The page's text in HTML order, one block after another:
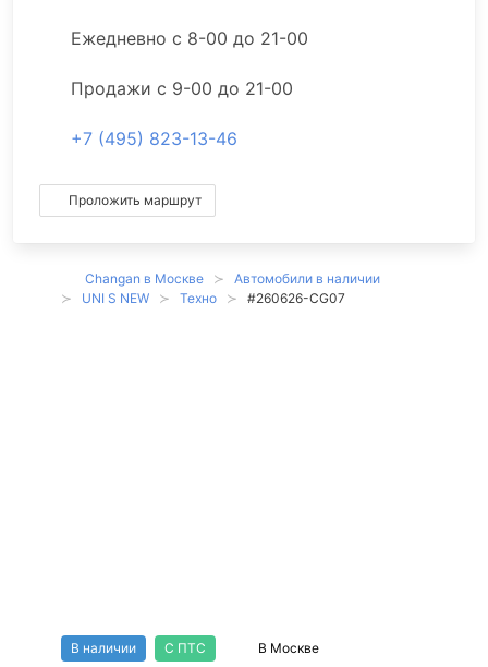
Ежедневно с 8-00 до 21-00
Продажи с 9-00 до 21-00
+7 (495) 823-13-46
Проложить маршрут
Changan в Москве
Автомобили в наличии
UNI S NEW
Техно #260626-CG07
В наличии С ПТС В Москве